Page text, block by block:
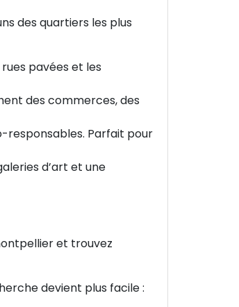
des quartiers les plus
pavées et les
des commerces, des
responsables. Parfait pour
d’art et une
devient plus facile :